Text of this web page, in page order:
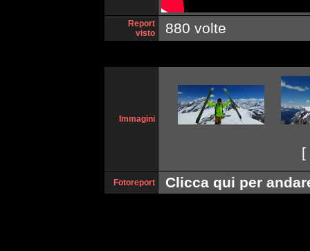
Report
visto
880 volte
Immagini
[
Fotoreport Clicca qui per